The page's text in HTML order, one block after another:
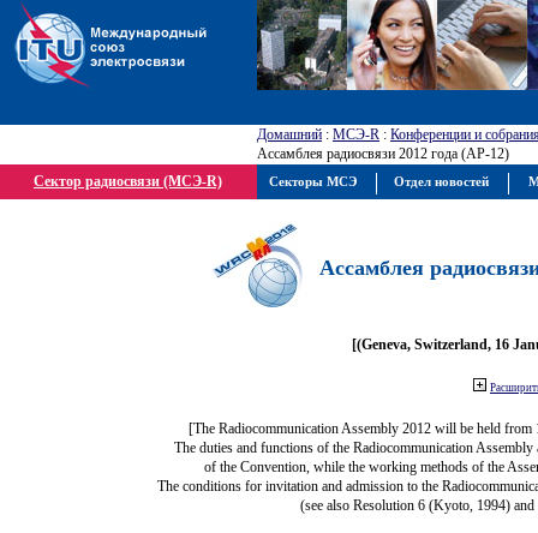
Домашний : МСЭ-R : Конференции и
Ассамблея радиосвязи 2012 года (АР-12)
Сектор радиосвязи (МСЭ-R)
Ассамблея
[(Geneva, Switzerland, 16
[The Radiocommunication Assembly 2012 will be held
The duties and functions of the Radiocommunication
of the Convention, while the working methods of the
The conditions for invitation and admission to the
(see also Resolution 6 (Kyoto, 1994)
Секторы МСЭ Отдел новостей